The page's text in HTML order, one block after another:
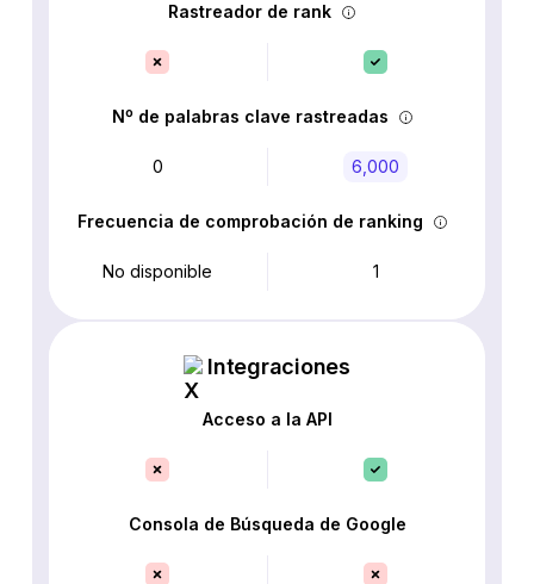
Rastreador de rank
Nº de palabras clave rastreadas
0 6,000
Frecuencia de comprobación de ranking
No disponible 1
Integraciones
Acceso a la API
Consola de Búsqueda de Google